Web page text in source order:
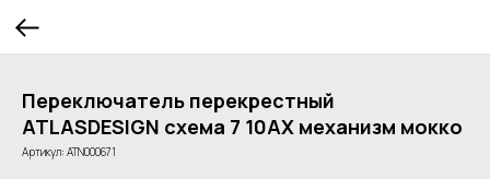
Переключатель перекрестный
ATLASDESIGN схема 7 10АХ механизм мокко
Артикул: ATN000671